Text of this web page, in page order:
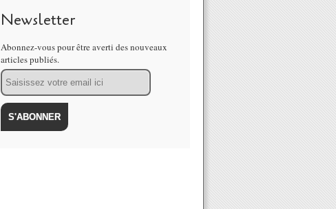
Newsletter
Abonnez-vous pour être averti des nouveaux
articles publiés.
Email